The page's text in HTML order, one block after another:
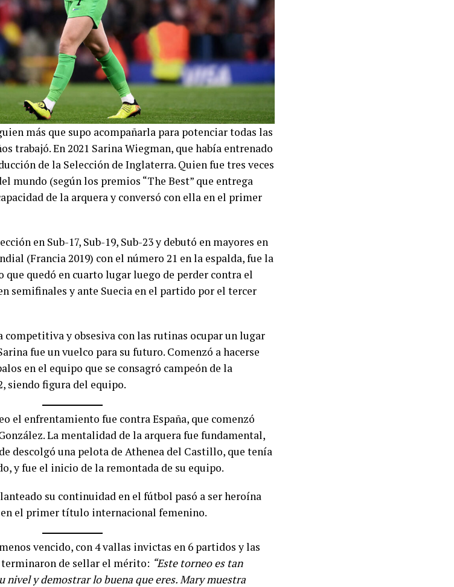
más que supo acompañarla para potenciar todas las
trabajó. En 2021 Sarina Wiegman, que había entrenado
de la Selección de Inglaterra. Quien fue tres veces
mundo (según los premios “The Best” que entrega
de la arquera y conversó con ella en el primer
en Sub-17, Sub-19, Sub-23 y debutó en mayores en
(Francia 2019) con el número 21 en la espalda, fue la
que quedó en cuarto lugar luego de perder contra el
semifinales y ante Suecia en el partido por el tercer
competitiva y obsesiva con las rutinas ocupar un lugar
fue un vuelco para su futuro. Comenzó a hacerse
en el equipo que se consagró campeón de la
siendo figura del equipo.
el enfrentamiento fue contra España, que comenzó
La mentalidad de la arquera fue fundamental,
descolgó una pelota de Athenea del Castillo, que tenía
y fue el inicio de la remontada de su equipo.
su continuidad en el fútbol pasó a ser heroína
el primer título internacional femenino.
vencido, con 4 vallas invictas en 6 partidos y las
terminaron de sellar el mérito: “Este torneo es tan
nivel y demostrar lo buena que eres. Mary muestra